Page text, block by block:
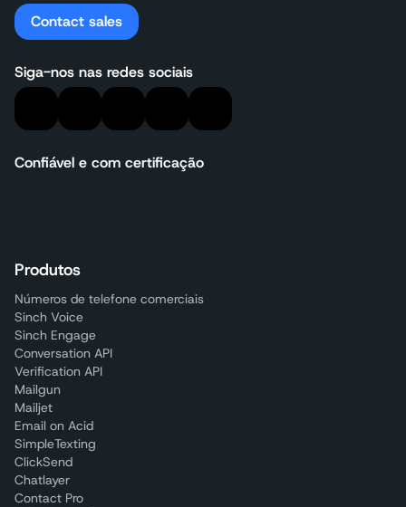
Contact sales
Siga-nos nas redes sociais
Confiável e com certificação
Produtos
Números de telefone comerciais
Sinch Voice
Sinch Engage
Conversation API
Verification API
Mailgun
Mailjet
Email on Acid
SimpleTexting
ClickSend
Chatlayer
Contact Pro